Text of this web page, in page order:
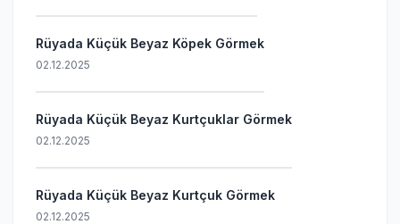
Rüyada Küçük Beyaz Köpek Görmek
02.12.2025
Rüyada Küçük Beyaz Kurtçuklar Görmek
02.12.2025
Rüyada Küçük Beyaz Kurtçuk Görmek
02.12.2025